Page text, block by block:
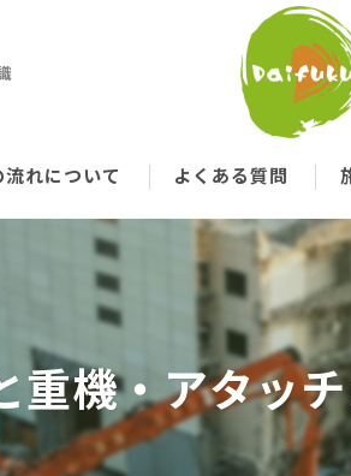
流れについて よくある質問
重機・アタッ